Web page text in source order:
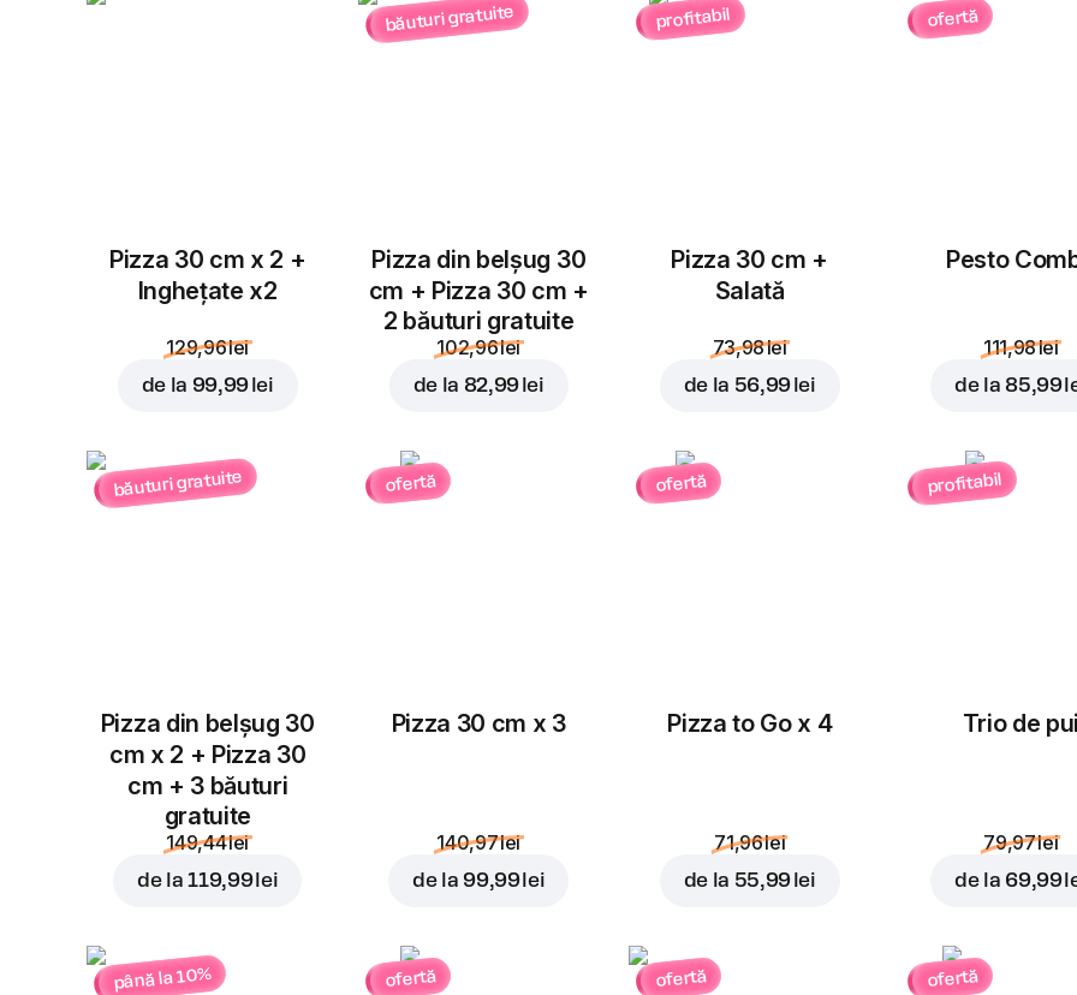
Pizza 30 cm x 2 +
Inghețate x2
129,96 lei
de la 99,99 lei
băuturi gratuite
Pizza din belșug 30
cm + Pizza 30 cm +
2 băuturi gratuite
102,96 lei
de la 82,99 lei
profitabil
Pizza 30 cm +
Salată
73,98 lei
de la 56,99 lei
ofertă
Pesto
111,98 lei
de la 85,99
băuturi gratuite
Pizza din belșug 30
cm x 2 + Pizza 30
cm + 3 băuturi
gratuite
149,44 lei
de la119,99 lei
ofertă
Pizza 30 cm x 3
140,97 lei
de la 99,99 lei
ofertă
Pizza to Go x 4
71,96 lei
de la 55,99 lei
profitabil
Trio de
79,97 lei
de la 69,99
până la 10% ofertă ofertă ofertă